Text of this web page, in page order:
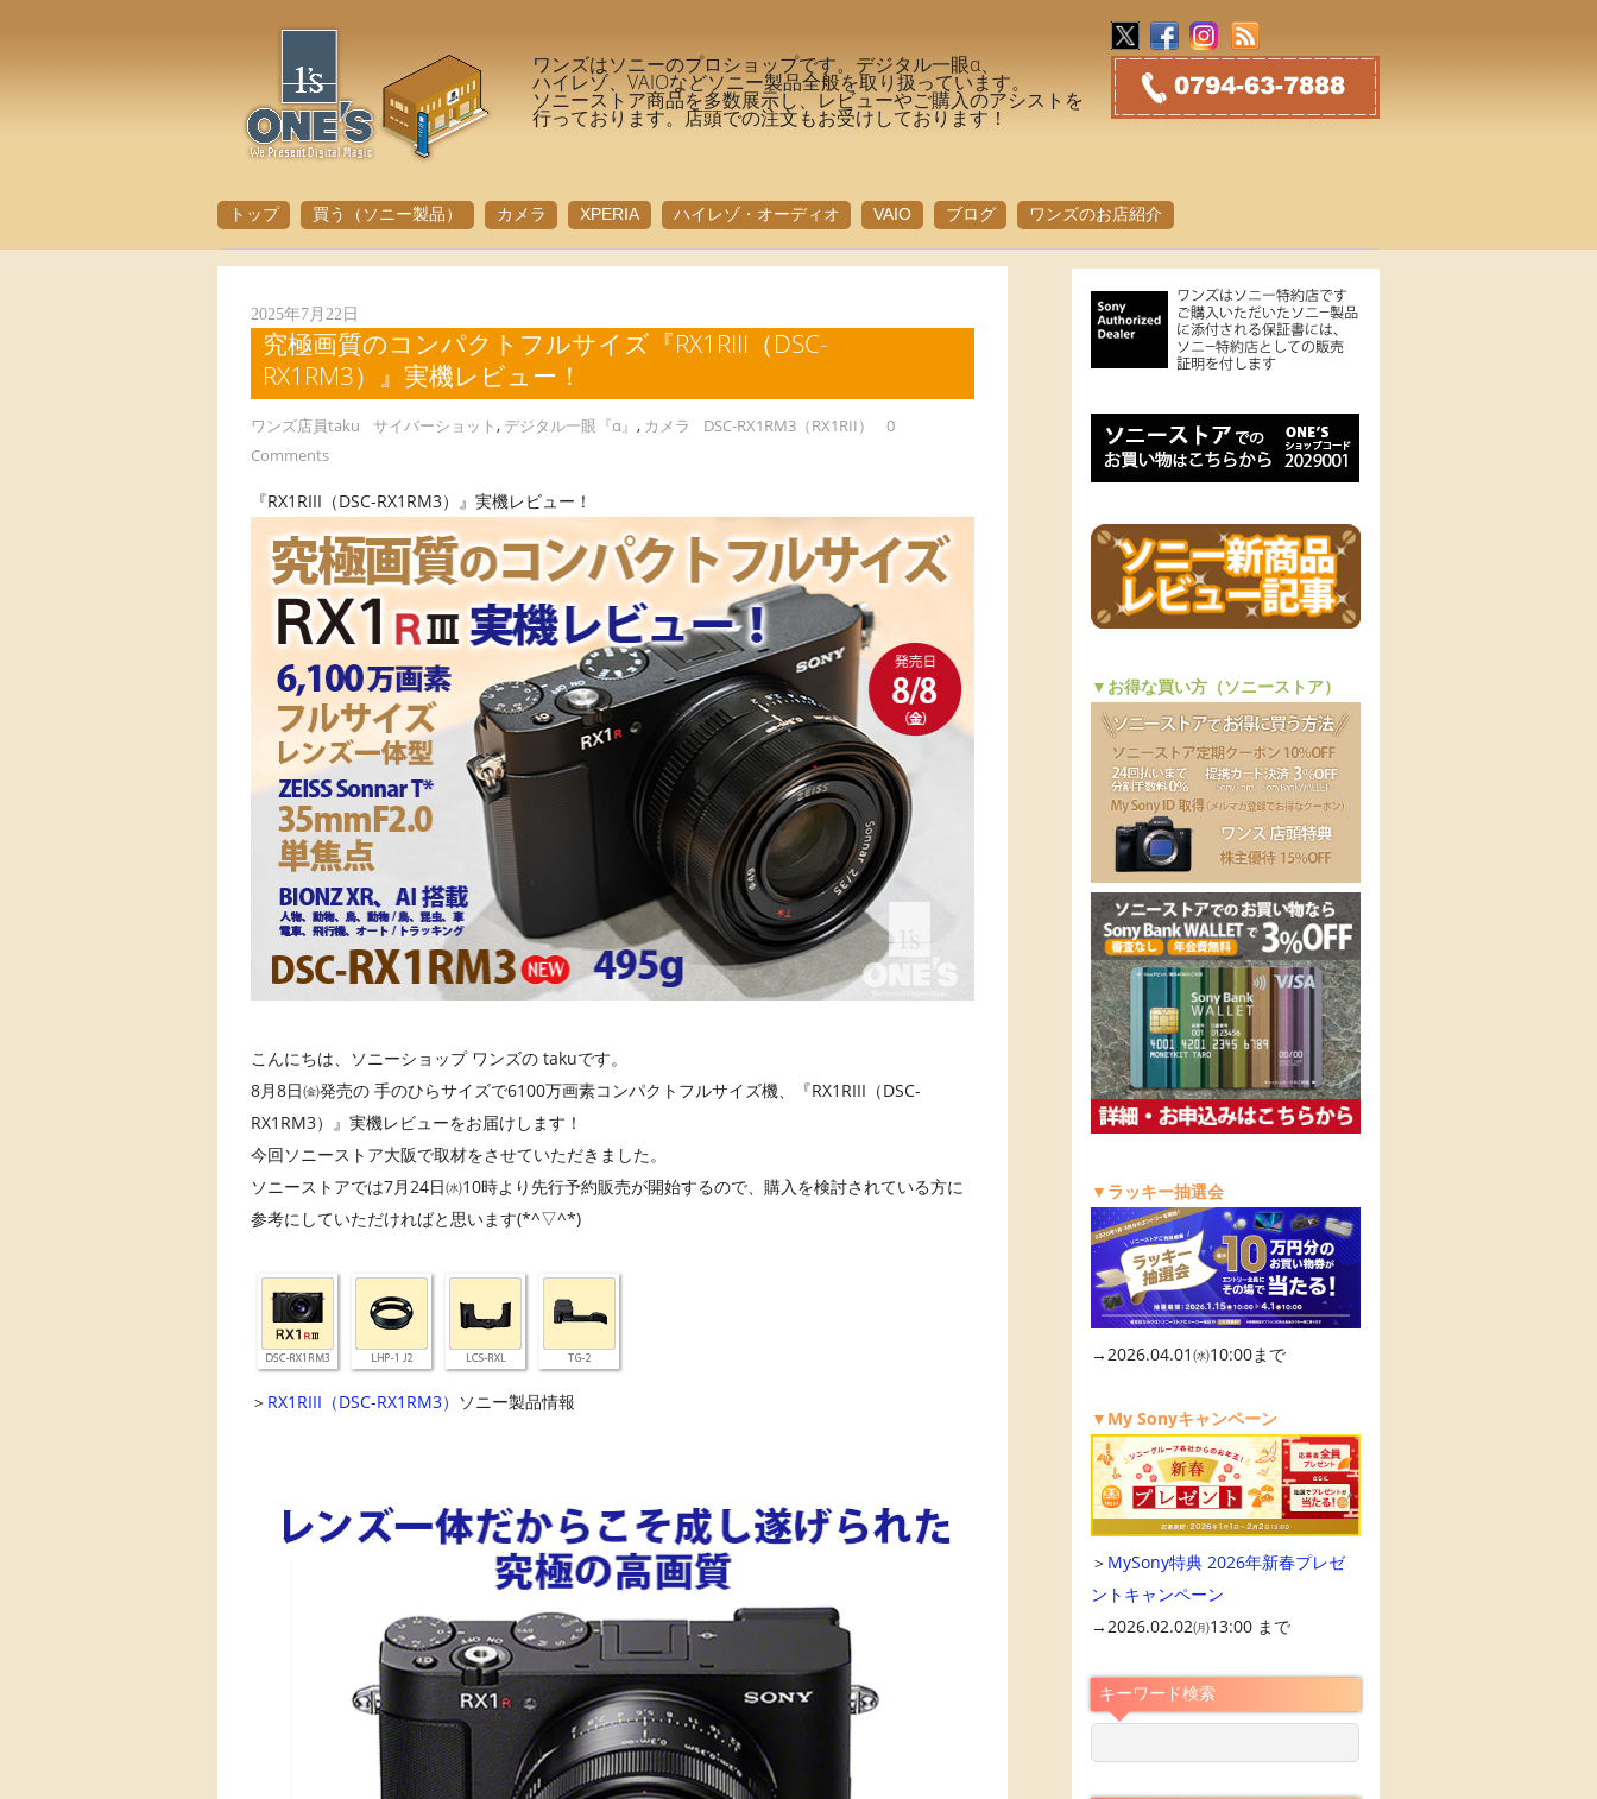
ワンズはソニーのプロショップです。デジタル一眼α、
ハイレゾ、VAIOなどソニー製品全般を取り扱っています。
ソニーストア商品を多数展示し、レビューやご購入のアシストを
行っております。店頭での注文もお受けしております！
トップ 買う（ソニー製品） カメラ XPERIA ハイレゾ・オーディオ VAIO ブログ ワンズのお店紹介
2025年7月22日
究極画質のコンパクトフルサイズ『RX1RIII（DSC-
RX1RM3）』実機レビュー！
ワンズ店員taku サイバーショット, デジタル一眼『α』 , カメラ DSC-RX1RM3（RX1RII）
0
Comments
『RX1RIII（DSC-RX1RM3）』実機レビュー！
こんにちは、ソニーショップ ワンズの takuです。
8月8日㈮発売の 手のひらサイズで6100万画素コンパクトフルサイズ機、『RX1RIII（DSC-
RX1RM3）』実機レビューをお届けします！
今回ソニーストア大阪で取材をさせていただきました。
ソニーストアでは7月24日㈬10時より先行予約販売が開始するので、購入を検討されている方に
参考にしていただければと思います(*^▽^*)
＞ RX1RIII（DSC-RX1RM3） ソニー製品情報
▼お得な買い方（ソニーストア）
▼ラッキー抽選会
→2026.04.01㈬10:00まで
▼My Sonyキャンペーン
＞ MySony特典 2026年新春プレゼ
ントキャンペーン
→2026.02.02㈪13:00 まで
キーワード検索